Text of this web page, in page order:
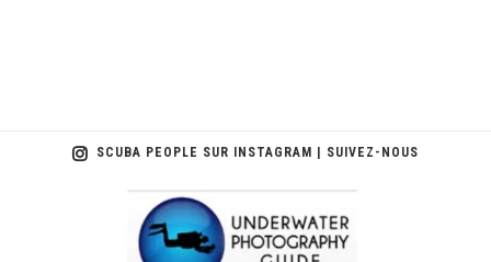
SCUBA PEOPLE SUR INSTAGRAM | SUIVEZ-NOUS
scuba_people_magazine